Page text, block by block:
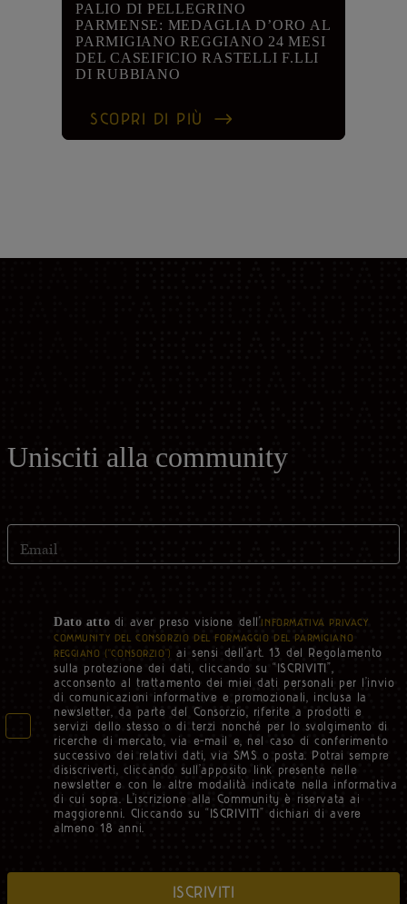
PALIO DI PELLEGRINO
PARMENSE: MEDAGLIA D’ORO AL
PARMIGIANO REGGIANO 24 MESI
DEL CASEIFICIO RASTELLI F.LLI
DI RUBBIANO
SCOPRI DI PIÙ
Unisciti alla community
Email
Dato atto di aver preso visione dell' INFORMATIVA PRIVACY
COMMUNITY DEL CONSORZIO DEL FORMAGGIO DEL PARMIGIANO
REGGIANO (“CONSORZIO”) ai sensi dell'art. 13 del Regolamento
sulla protezione dei dati, cliccando su “ISCRIVITI”,
acconsento al trattamento dei miei dati personali per l’invio
di comunicazioni informative e promozionali, inclusa la
newsletter, da parte del Consorzio, riferite a prodotti e
servizi dello stesso o di terzi nonché per lo svolgimento di
ricerche di mercato, via e-mail e, nel caso di conferimento
successivo dei relativi dati, via SMS o posta. Potrai sempre
disiscriverti, cliccando sull’apposito link presente nelle
newsletter e con le altre modalità indicate nella informativa
di cui sopra. L’iscrizione alla Community è riservata ai
maggiorenni. Cliccando su “ISCRIVITI” dichiari di avere
almeno 18 anni.
ISCRIVITI